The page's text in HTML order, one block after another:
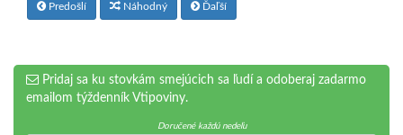
Predošlí Náhodný Ďaľší
Pridaj sa ku stovkám smejúcich sa ľudí a odoberaj zadarmo
emailom týždenník Vtipoviny.
Doručené každú nedeľu